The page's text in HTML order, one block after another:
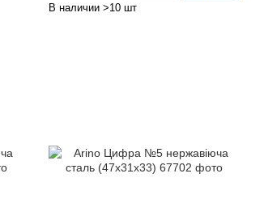
В наличии >10 шт